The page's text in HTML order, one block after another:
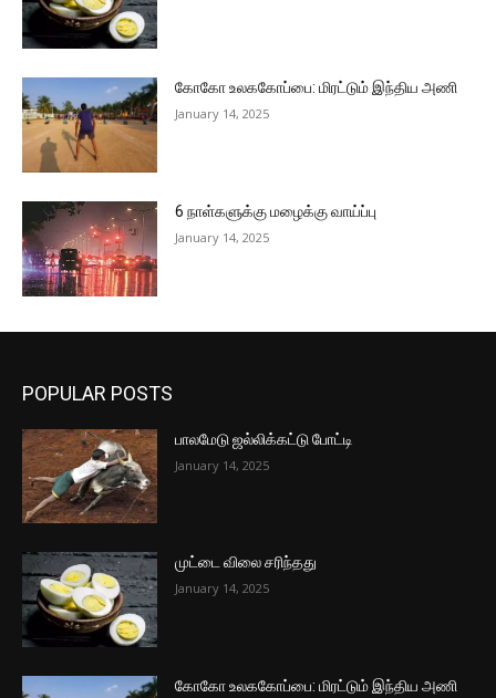
கோகோ உலககோப்பை: மிரட்டும் இந்திய அணி
January 14, 2025
6 நாள்களுக்கு மழைக்கு வாய்ப்பு
January 14, 2025
POPULAR POSTS
பாலமேடு ஜல்லிக்கட்டு போட்டி
January 14, 2025
முட்டை விலை சரிந்தது
January 14, 2025
கோகோ உலககோப்பை: மிரட்டும் இந்திய அணி